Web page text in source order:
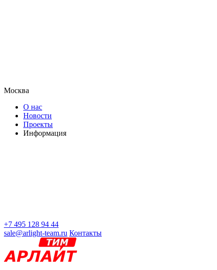
Москва
О нас
Новости
Проекты
Информация
+7 495 128 94 44
sale@arlight-team.ru Контакты